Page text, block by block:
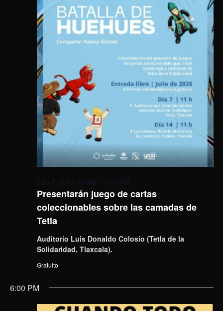
Presentarán juego de cartas
coleccionables sobre las camadas de
Tetla
julio 7 @ 11:00 AM - 3:00 PM
Auditorio Luis Donaldo Colosio (Tetla de la
Solidaridad, Tlaxcala).
Gratuito
6:00 PM